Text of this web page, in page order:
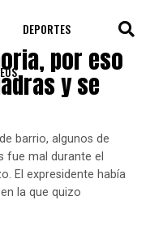
DEPORTES
por eso
y se
barrio, algunos de
fue mal durante el
El expresidente había
la que quizo